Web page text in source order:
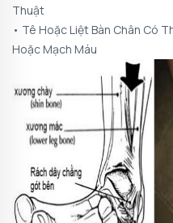
Thuật
• Tê Hoặc Liệt Bàn Chân Có
Hoặc Mạch Máu